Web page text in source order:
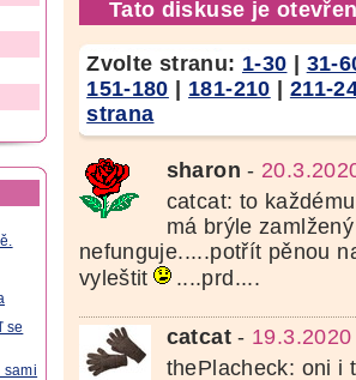
se
sami
Tato diskuse je
Zvolte stranu: 1-30
31-
151-180
181-210
211-
strana
sharon -
catcat: to
má brýle
nefunguje.....potřít pěnou
vyleštit
....prd....
catcat-
thePlacheck: oni i